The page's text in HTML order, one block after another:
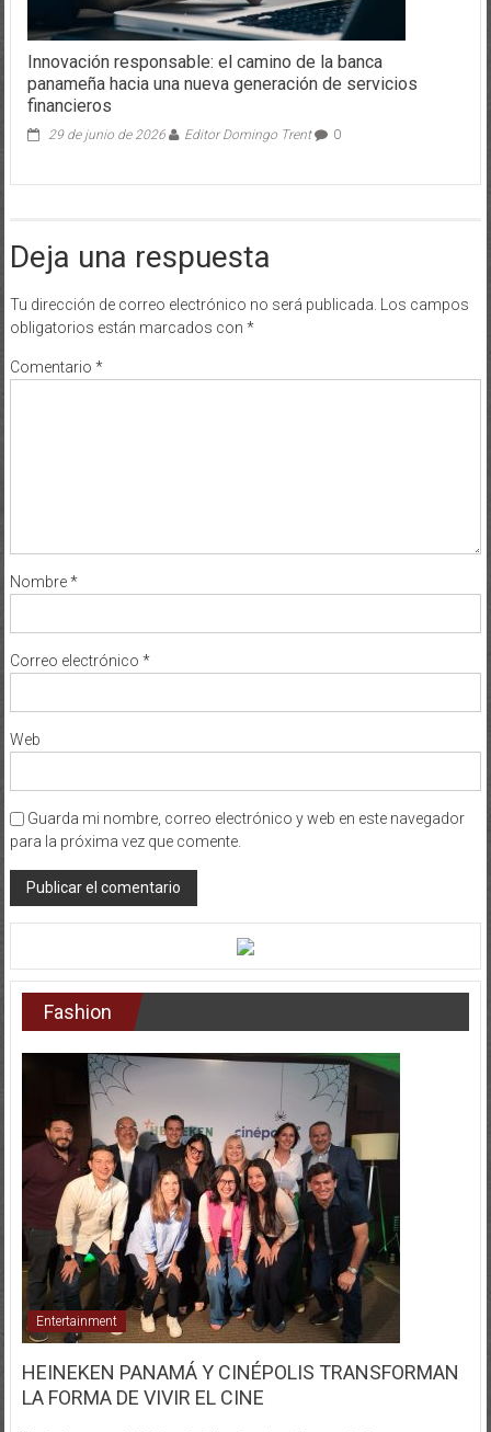
Innovación responsable: el camino de la banca
panameña hacia una nueva generación de servicios
financieros
29 de junio de 2026 Editor Domingo Trent 0
Deja una respuesta
Tu dirección de correo electrónico no será publicada. Los campos
obligatorios están marcados con *
Comentario *
Nombre*
Correo electrónico *
Web
Guarda mi nombre, correo electrónico y web en este navegador
para la próxima vez que comente.
Fashion
Entertainment
HEINEKEN PANAMÁ Y CINÉPOLIS TRANSFORMAN
LA FORMA DE VIVIR EL CINE